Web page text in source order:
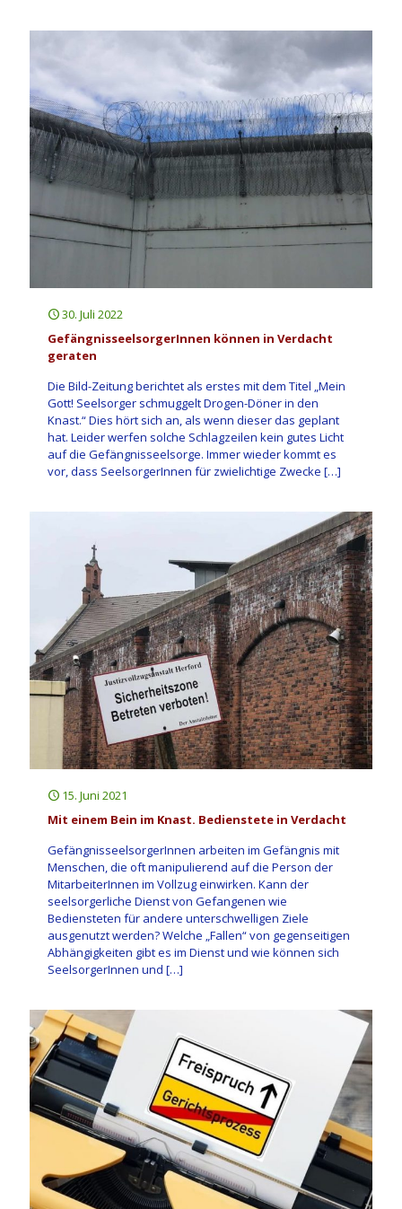
30. Juli 2022
GefängnisseelsorgerInnen können in Verdacht
geraten
Die Bild-Zeitung berichtet als erstes mit dem Titel „Mein
Gott! Seelsorger schmuggelt Drogen-Döner in den
Knast.“ Dies hört sich an, als wenn dieser das geplant
hat. Leider werfen solche Schlagzeilen kein gutes Licht
auf die Gefängnisseelsorge. Immer wieder kommt es
vor, dass SeelsorgerInnen für zwielichtige Zwecke […]
15. Juni 2021
Mit einem Bein im Knast. Bedienstete in Verdacht
GefängnisseelsorgerInnen arbeiten im Gefängnis mit
Menschen, die oft manipulierend auf die Person der
MitarbeiterInnen im Vollzug einwirken. Kann der
seelsorgerliche Dienst von Gefangenen wie
Bediensteten für andere unterschwelligen Ziele
ausgenutzt werden? Welche „Fallen“ von gegenseitigen
Abhängigkeiten gibt es im Dienst und wie können sich
SeelsorgerInnen und […]